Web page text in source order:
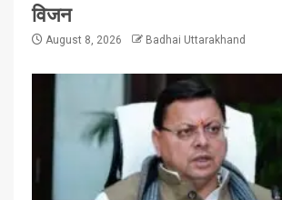
विजन
August 8, 2026 Badhai Uttarakhand